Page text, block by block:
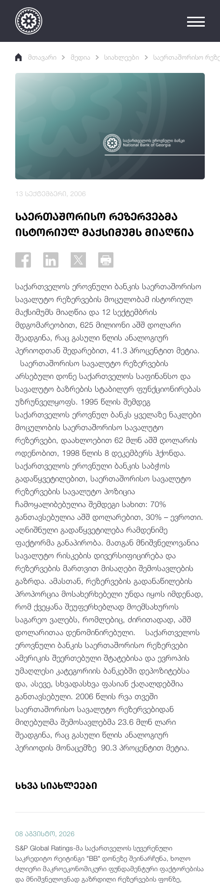
მთავარი მედია სიახლეები საერთაშორისო
საერთაშორისო რეზერვებმა
ისტორიულ მაქსიმუმს მიაღწია
13 სექტემბერი, 2006
საქართველოს ეროვნული ბანკის საერთაშორისო
სავალუტო რეზერვების მოცულობამ ისტორიულ
მაქსიმუმს მიაღწია და 12 სექტემბრის
მდგომარეობით, 625 მილიონი აშშ დოლარი
შეადგინა, რაც გასული წლის ანალოგიურ
პერიოდთან შედარებით, 41.3 პროცენტით მეტია.
საერთაშორისო სავალუტო რეზერვების
არსებული დონე საქართველოს საფინანსო და
სავალუტო ბაზრების სტაბილურ ფუნქციონირებას
უზრუნველყოფს. 1995 წლის შემდეგ
საქართველოს ეროვნულ ბანკს ყველაზე ნაკლები
მოცულობის საერთაშორისო სავალუტო
რეზერვები, დაახლოებით 62 მლნ აშშ დოლარის
ოდენობით, 1998 წლის 8 დეკემბერს ჰქონდა.
საქართველოს ეროვნული ბანკის საბჭოს
გადაწყვეტილებით, საერთაშორისო სავალუტო
რეზერვების სავალუტო პოზიცია
ჩამოყალიბებულია შემდეგი სახით: 70%
განთავსებულია აშშ დოლარებით, 30% – ევროთი.
აღნიშნული გადაწყვეტილება რამდენიმე
ფაქტორმა განაპირობა. მათგან მნიშვნელოვანია
სავალუტო რისკების დივერსიფიცირება და
რეზერვების მართვით მისაღები შემოსავლების
გაზრდა. ამასთან, რეზერვების გადანაწილების
პროპორცია მოსახერხებელი უნდა იყოს იმდენად,
რომ ქვეყანა შეუფერხებლად მოემსახუროს
საგარეო ვალებს, რომლებიც, ძირითადად, აშშ
დოლარითაა დენომინირებული. საქართველოს
ეროვნული ბანკის საერთაშორისო რეზერვები
ამერიკის შეერთებული შტატებისა და ევროპის
უმაღლესი კატეგორიის ბანკებში დეპოზიტებსა
და, ასევე, სხვადასხვა ფასიან ქაღალდებშია
განთავსებული. 2006 წლის რვა თვეში
საერთაშორისო სავალუტო რეზერვებიდან
მიღებულმა შემოსავლებმა 23.6 მლნ ლარი
შეადგინა, რაც გასული წლის ანალოგიურ
პერიოდის მონაცემზე 90.3 პროცენტით მეტია.
სხვა სიახლეები
08 აგვისტო, 2026
S&P Global Ratings-მა საქართველოს სუვერენული
საკრედიტო რეიტინგი "BB" დონეზე შეინარჩუნა, ხოლო
ძლიერი მაკროეკონომიკური ფუნდამენტური ფაქტორებისა
და მნიშვნელოვნად გაზრდილი რეზერვების ფონზე,